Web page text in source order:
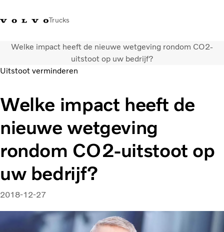
Trucks
ContactKennis vergrotenMerchandiseInloggenNederland
CO2-reductie
Trucks
Truck Builder
Services
Dealer locator
Nieuws
Over ons
Welke impact heeft de nieuwe wetgeving rondom CO2-
uitstoot op uw bedrijf?
Uitstoot verminderen
Welke impact heeft de
nieuwe wetgeving
rondom CO2-uitstoot op
uw bedrijf?
2018-12-27